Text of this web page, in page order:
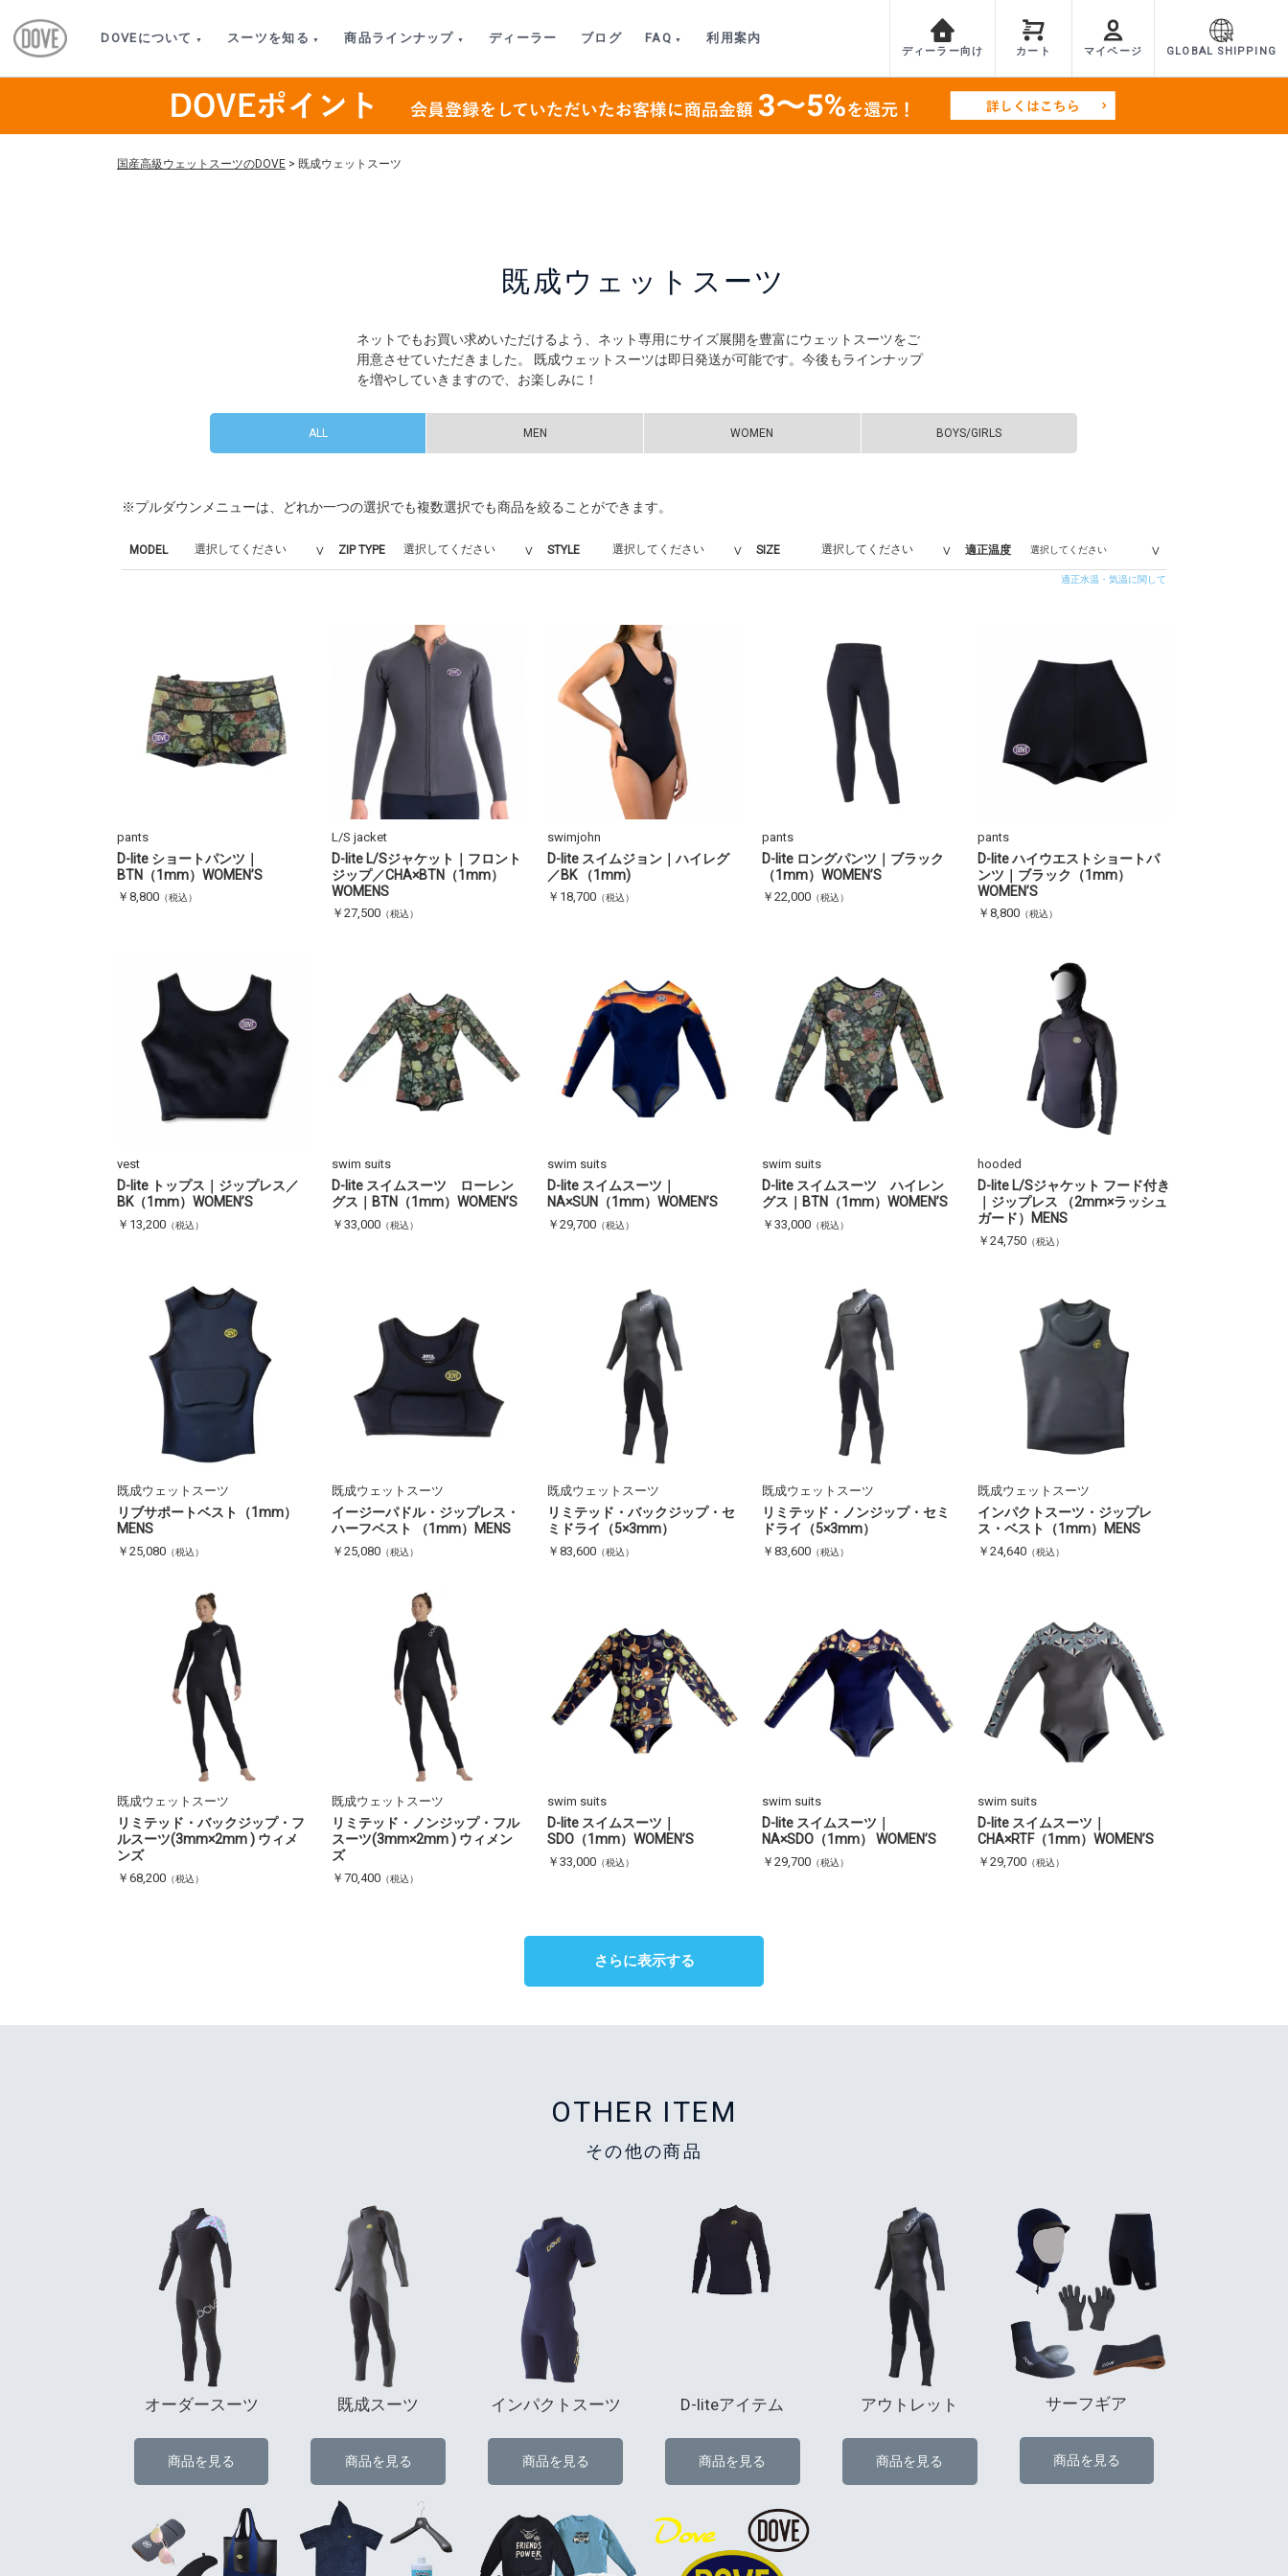
DOVEについて スーツを知る 商品ラインナップ ディーラー ブログ FAQ 利用案内
ディーラー向け カート マイページ GLOBAL SHIPPING
国産高級ウェットスーツのDOVE > 既成ウェットスーツ
既成ウェットスーツ
ネットでもお買い求めいただけるよう、ネット専用にサイズ展開を豊富にウェットスーツをご
用意させていただきました。 既成ウェットスーツは即日発送が可能です。今後もラインナップ
を増やしていきますので、お楽しみに！
ALL MEN WOMEN BOYS/GIRLS
※プルダウンメニューは、どれか一つの選択でも複数選択でも商品を絞ることができます。
MODEL ZIP TYPE STYLE SIZE 適正温度
適正水温・気温に関して
pants
D-lite ショートパンツ｜
BTN（1mm）WOMEN’S
￥8,800 （税込）
L/S jacket
D-lite L/Sジャケット｜フロント
ジップ／CHA×BTN（1mm）
WOMENS
￥27,500 （税込）
swimjohn
D-lite スイムジョン｜ハイレグ
／BK （1mm)
￥18,700（税込）
pants
D-lite ロングパンツ｜ブラック
（1mm）WOMEN’S
￥22,000 （税込）
pants
D-lite ハイウエストショートパ
ンツ｜ブラック（1mm）
WOMEN’S
￥8,800（税込）
vest
D-lite トップス｜ジップレス／
BK（1mm）WOMEN’S
￥13,200 （税込）
swim suits
D-lite スイムスーツ ローレン
グス｜BTN（1mm）WOMEN’S
￥33,000 （税込）
swim suits
D-lite スイムスーツ｜
NA×SUN（1mm）WOMEN’S
￥29,700（税込）
swim suits
D-lite スイムスーツ ハイレン
グス｜BTN（1mm）WOMEN’S
￥33,000 （税込）
hooded
D-lite L/Sジャケット フード付き
｜ジップレス （2mm×ラッシュ
ガード）MENS
￥24,750（税込）
既成ウェットスーツ
リブサポートベスト（1mm）
MENS
￥25,080 （税込）
既成ウェットスーツ
イージーパドル・ジップレス・
ハーフベスト （1mm）MENS
￥25,080 （税込）
既成ウェットスーツ
リミテッド・バックジップ・セ
ミドライ（5×3mm）
￥83,600（税込）
既成ウェットスーツ
リミテッド・ノンジップ・セミ
ドライ（5×3mm）
￥83,600 （税込）
既成ウェットスーツ
インパクトスーツ・ジップレ
ス・ベスト（1mm）MENS
￥24,640（税込）
既成ウェットスーツ
リミテッド・バックジップ・フ
ルスーツ(3mm×2mm ) ウィメ
ンズ
￥68,200 （税込）
既成ウェットスーツ
リミテッド・ノンジップ・フル
スーツ(3mm×2mm ) ウィメン
ズ
￥70,400 （税込）
swim suits
D-lite スイムスーツ｜
SDO（1mm）WOMEN’S
￥33,000（税込）
swim suits
D-lite スイムスーツ｜
NA×SDO（1mm） WOMEN’S
￥29,700 （税込）
swim suits
D-lite スイムスーツ｜
CHA×RTF（1mm）WOMEN’S
￥29,700（税込）
さらに表示する
OTHER ITEM
その他の商品
オーダースーツ
商品を見る
既成スーツ
商品を見る
インパクトスーツ
商品を見る
D-liteアイテム
商品を見る
アウトレット
商品を見る
サーフギア
商品を見る